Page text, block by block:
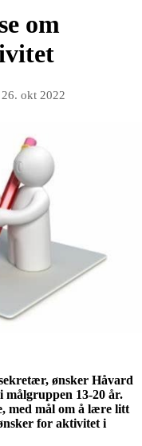
om
26. okt 2022
ønsker Håvard
målgruppen 13-20 år.
med mål om å lære litt
for aktivitet i